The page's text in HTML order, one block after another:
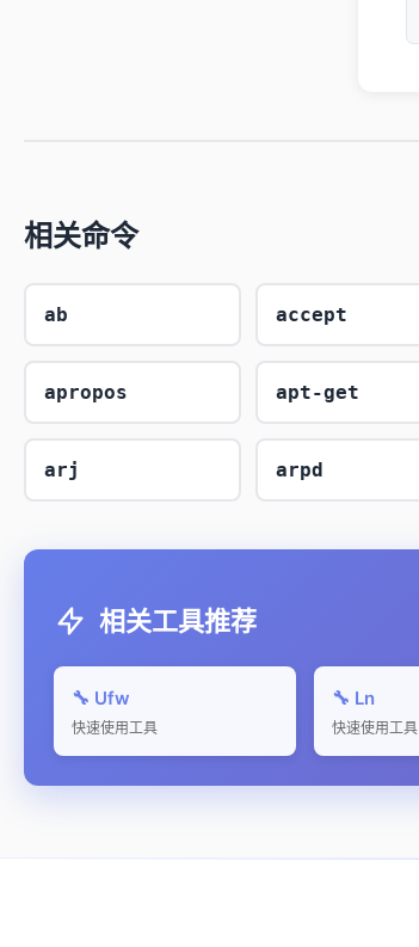
相关命令
ab accept
apropos apt-get
arj arpd
相关工具推荐
🔧 Ufw
快速使用工具
🔧 Ln
快速使用工具